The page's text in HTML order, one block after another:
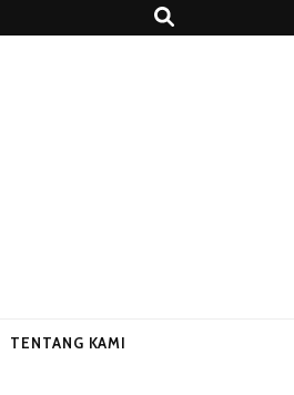
TENTANG KAMI